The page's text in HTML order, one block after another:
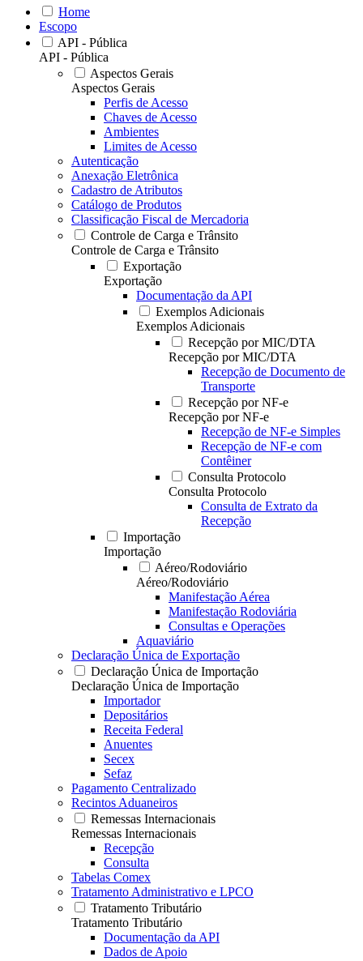
Home
Escopo
API - Pública
API - Pública
Aspectos Gerais
Aspectos Gerais
Perfis de Acesso
Chaves de Acesso
Ambientes
Limites de Acesso
Autenticação
Anexação Eletrônica
Cadastro de Atributos
Catálogo de Produtos
Classificação Fiscal de Mercadoria
Controle de Carga e Trânsito
Controle de Carga e Trânsito
Exportação
Exportação
Documentação da API
Exemplos Adicionais
Exemplos Adicionais
Recepção por MIC/DTA
Recepção por MIC/DTA
Recepção de Documento de
Transporte
Recepção por NF-e
Recepção por NF-e
Recepção de NF-e Simples
Recepção de NF-e com
Contêiner
Consulta Protocolo
Consulta Protocolo
Consulta de Extrato da
Recepção
Importação
Importação
Aéreo/Rodoviário
Aéreo/Rodoviário
Manifestação Aérea
Manifestação Rodoviária
Consultas e Operações
Aquaviário
Declaração Única de Exportação
Declaração Única de Importação
Declaração Única de Importação
Importador
Depositários
Receita Federal
Anuentes
Secex
Sefaz
Pagamento Centralizado
Recintos Aduaneiros
Remessas Internacionais
Remessas Internacionais
Recepção
Consulta
Tabelas Comex
Tratamento Administrativo e LPCO
Tratamento Tributário
Tratamento Tributário
Documentação da API
Dados de Apoio